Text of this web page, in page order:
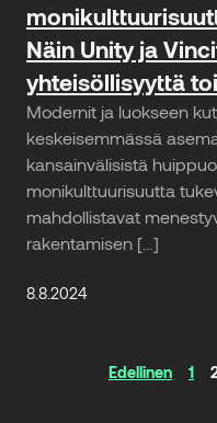
Näin Unity ja
yhteisöllisyyttä
Modernit ja luokseen
keskeisemmässä
kansainvälisistä
monikulttuurisuutta
mahdollistavat
rakentamisen […]
8.8.2024
Edellinen 1